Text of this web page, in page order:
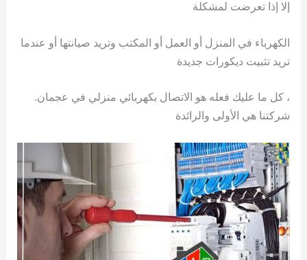
إلا إذا تعرضت لمشكلة
الكهرباء في المنزل أو العمل أو المكتب وتريد صيانتها أو عندما
تريد تثبيت ديكورات جديدة
، كل ما عليك فعله هو الاتصال بكهربائي منزلي في عجمان.
شركتنا هي الأولى والرائدة